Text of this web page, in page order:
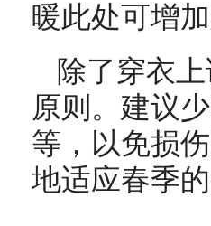
暖此处可增
除了穿衣
原则。建议
等，以免损
地适应春季的